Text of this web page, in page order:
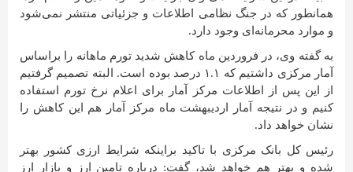
همانطور که در جنگ نظامی اطلاعات و جزئیاتی منتشر نمی‌شود
و موارد محرمانه‌ای وجود دارد.
به گفته وی، در فروردین ماه کاهش شدید تورم ماهانه را براساس
آمار مرکزی داشتیم که ۱.۱ درصد بوده است. البته تصمیم گرفتیم
از این پس از اطلاعات مرکز آمار برای اعلام نرخ تورم استفاده
کنیم و در نتیجه آمار اردیبهشت ماه مرکز آمار هم این کاهش را
نشان خواهد داد.
رئیس کل بانک مرکزی با تاکید براینکه شرایط ارزی کشور بهتر
شده و بهتر هم خواهد شد، گفت: درباره تامین ارز و بازار ارز